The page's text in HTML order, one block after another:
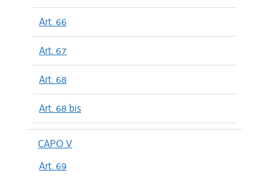
Art. 66
Art. 67
Art. 68
Art. 68 bis
CAPO V
Art. 69